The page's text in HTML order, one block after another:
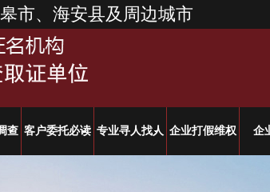
市、海安县及周边城市
查 客户委托必读 专业寻人找人 企业打假维权 企